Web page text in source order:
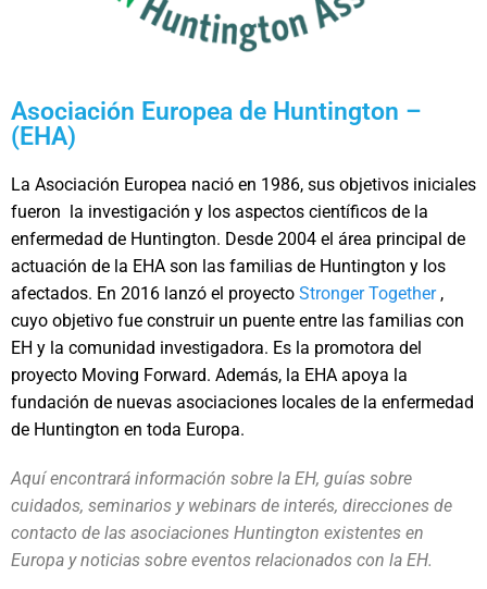
Asociación Europea de Huntington –
(EHA)
La Asociación Europea nació en 1986, sus objetivos iniciales
fueron la investigación y los aspectos científicos de la
enfermedad de Huntington. Desde 2004 el área principal de
actuación de la EHA son las familias de Huntington y los
afectados. En 2016 lanzó el proyecto Stronger Together,
cuyo objetivo fue construir un puente entre las familias con
EH y la comunidad investigadora. Es la promotora del
proyecto Moving Forward. Además, la EHA apoya la
fundación de nuevas asociaciones locales de la enfermedad
de Huntington en toda Europa.
Aquí encontrará información sobre la EH, guías sobre
cuidados, seminarios y webinars de interés, direcciones de
contacto de las asociaciones Huntington existentes en
Europa y noticias sobre eventos relacionados con la EH.